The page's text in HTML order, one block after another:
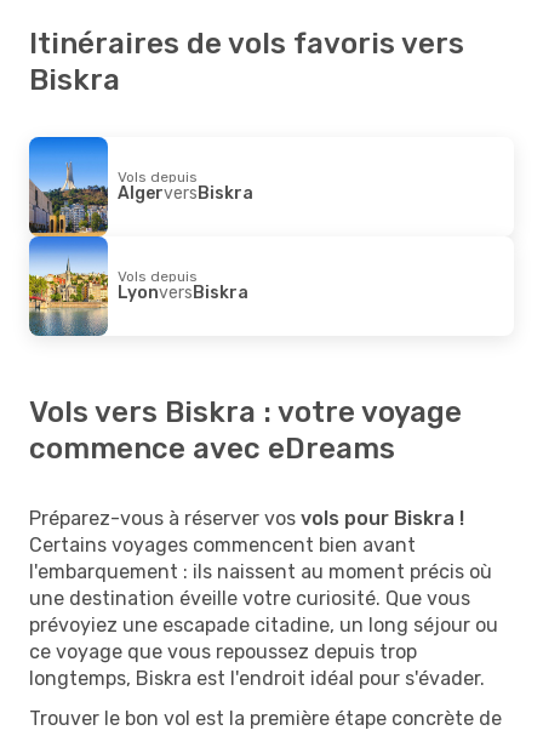
Itinéraires de vols favoris vers
Biskra
Vols depuis
AlgerversBiskra
Vols depuis
LyonversBiskra
Vols vers Biskra : votre voyage
commence avec eDreams
Préparez-vous à réserver vos vols pour Biskra !
Certains voyages commencent bien avant
l'embarquement : ils naissent au moment précis où
une destination éveille votre curiosité. Que vous
prévoyiez une escapade citadine, un long séjour ou
ce voyage que vous repoussez depuis trop
longtemps, Biskra est l'endroit idéal pour s'évader.
Trouver le bon vol est la première étape concrète de